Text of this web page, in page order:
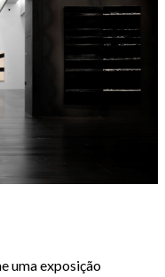
uma exposição